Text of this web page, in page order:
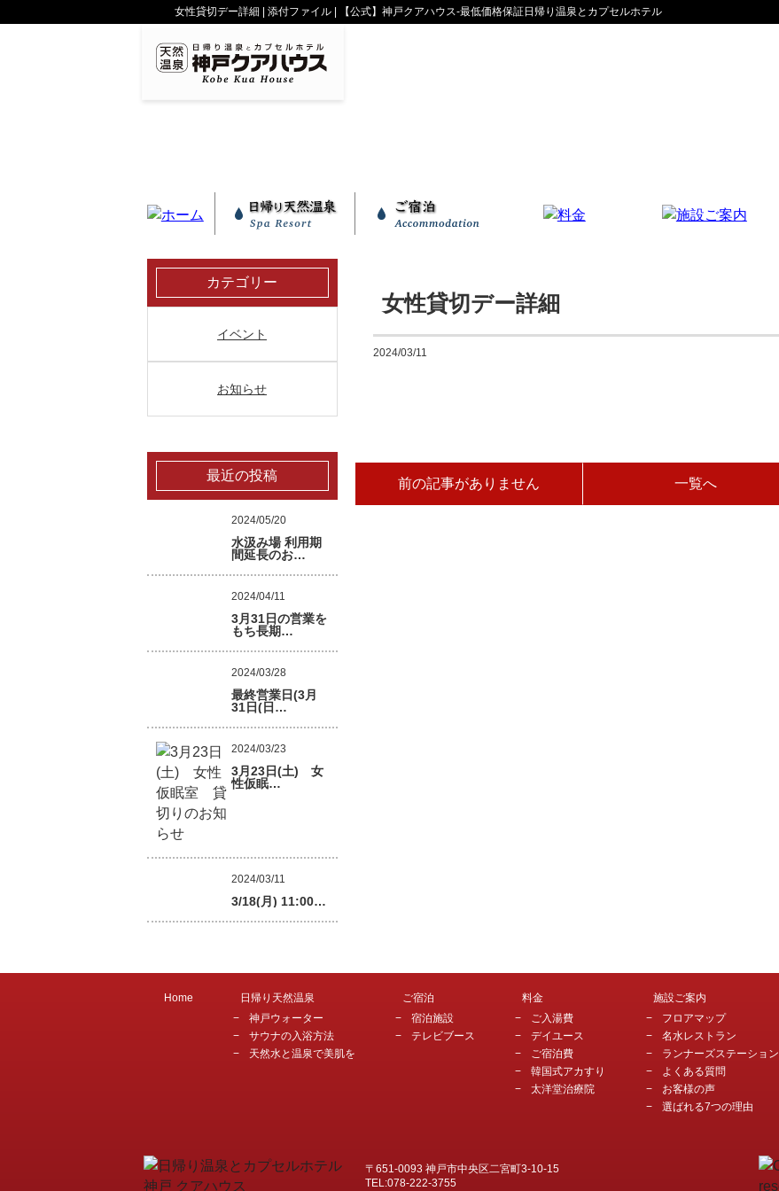
女性貸切デー詳細 | 添付ファイル | 【公式】神戸クアハウス-最低価格保証日帰り温泉とカプセルホテル
女性貸切デー詳細
2024/03/11
前の記事がありません 一覧へ
カテゴリー
イベント
お知らせ
最近の投稿
2024/05/20
水汲み場 利用期
間延長のお…
2024/04/11
3月31日の営業を
もち長期…
2024/03/28
最終営業日(3月
31日(日…
2024/03/23
3月23日(土) 女
性仮眠…
2024/03/11
3/18(月) 11:00…
Home
日帰り天然温泉
神戸ウォーター
サウナの入浴方法
天然水と温泉で美肌を
ご宿泊
宿泊施設
テレビブース
料金
ご入湯費
デイユース
ご宿泊費
韓国式アカすり
太洋堂治療院
施設ご案内
フロアマップ
名水レストラン
ランナーズステーション
よくある質問
お客様の声
選ばれる7つの理由
〒651-0093 神戸市中央区二宮町3-10-15
TEL:078-222-3755